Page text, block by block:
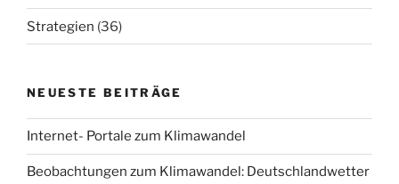
Strategien (36)
NEUESTE BEITRÄGE
Internet- Portale zum Klimawandel
Beobachtungen zum Klimawandel: Deutschlandwetter